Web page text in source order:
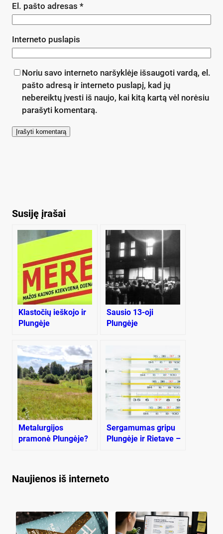
El. pašto adresas *
Interneto puslapis
Noriu savo interneto naršyklėje išsaugoti vardą, el.
pašto adresą ir interneto puslapį, kad jų
nebereiktų įvesti iš naujo, kai kitą kartą vėl norėsiu
parašyti komentarą.
Susiję įrašai
Klastočių ieškojo ir
Plungėje
Sausio 13-oji
Plungėje
Metalurgijos
pramonė Plungėje?
Sergamumas gripu
Plungėje ir Rietave –
Naujienos iš interneto